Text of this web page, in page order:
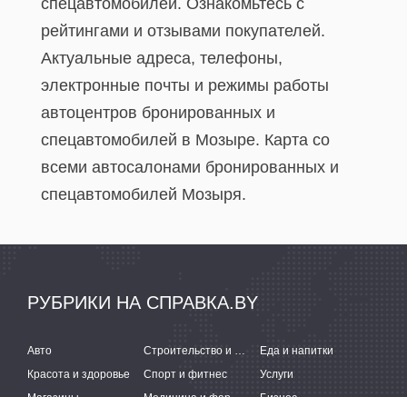
спецавтомобилей. Ознакомьтесь с
рейтингами и отзывами покупателей.
Актуальные адреса, телефоны,
электронные почты и режимы работы
автоцентров бронированных и
спецавтомобилей в Мозыре. Карта со
всеми автосалонами бронированных и
спецавтомобилей Мозыря.
РУБРИКИ НА СПРАВКА.BY
Авто Строительство и ремонт
Еда и напитки
Красота и здоровье
Спорт и фитнес
Услуги